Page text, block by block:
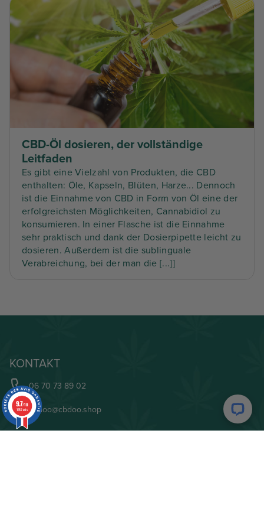
CBD-Öl dosieren, der vollständige
Leitfaden
Es gibt eine Vielzahl von Produkten, die CBD
enthalten: Öle, Kapseln, Blüten, Harze... Dennoch
ist die Einnahme von CBD in Form von Öl eine der
erfolgreichsten Möglichkeiten, Cannabidiol zu
konsumieren. In einer Flasche ist die Einnahme
sehr praktisch und dank der Dosierpipette leicht zu
dosieren. Außerdem ist die sublinguale
Verabreichung, bei der man die [...]]
KONTAKT
06 70 73 89 02
cbdoo@cbdoo.shop
9.7/10
1952 avis